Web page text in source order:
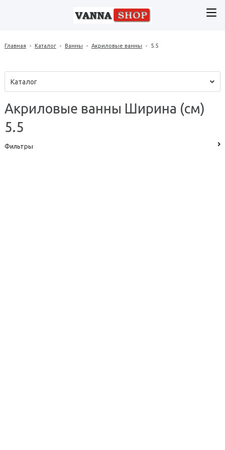
Главная - Каталог - Ванны - Акриловые ванны - 5.5
Каталог
Акриловые ванны Ширина (см)
5.5
Фильтры